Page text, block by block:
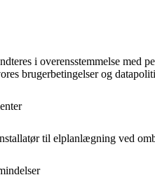
i overensstemmelse med
brugerbetingelser og
til elplanlægning ved